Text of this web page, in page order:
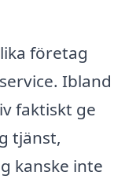
företag
Ibland
faktiskt ge
tjänst,
kanske inte